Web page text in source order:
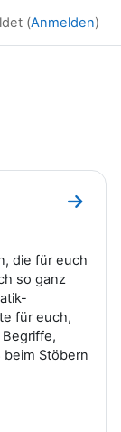
(Anmelden)
Zum
die für euch
so ganz
für euch,
Stöbern